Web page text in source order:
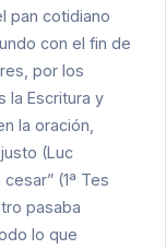
pan cotidiano
con el fin de
por los
la Escritura y
la oración,
(Luc
(1ª Tes
pasaba
lo que